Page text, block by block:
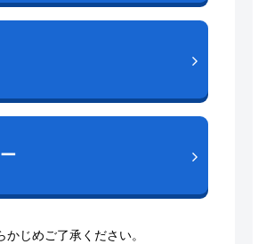
じめご了承ください。